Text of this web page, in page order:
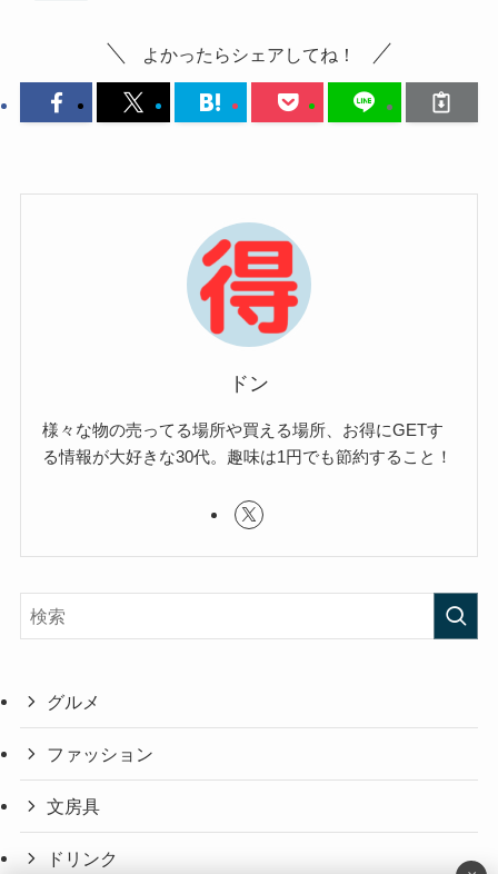
よかったらシェアしてね！
ドン
様々な物の売ってる場所や買える場所、お得にGETす
る情報が大好きな30代。趣味は1円でも節約すること！
グルメ
ファッション
文房具
ドリンク